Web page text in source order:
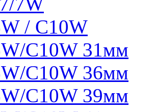
/ C10W
C10W 31мм
C10W 36мм
C10W 39мм